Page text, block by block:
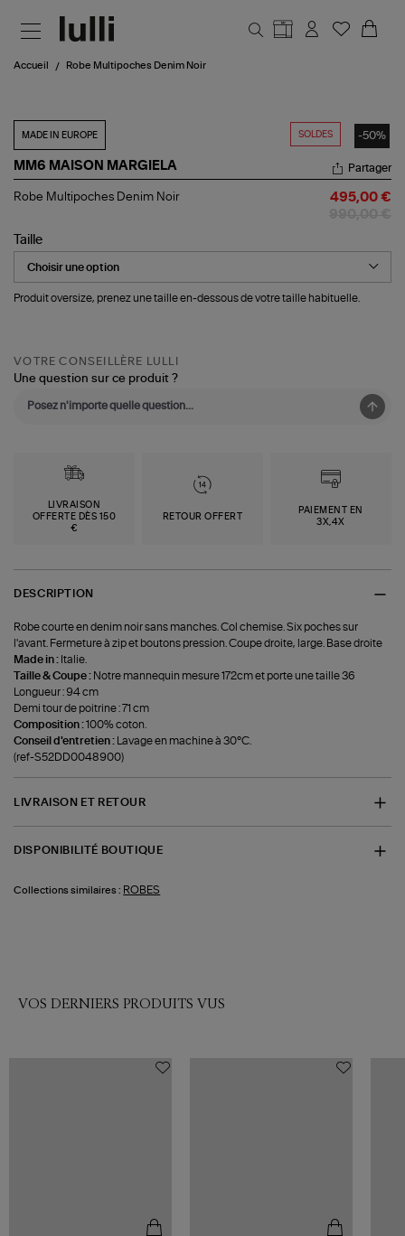
Accueil Robe Multipoches Denim Noir
SOLDES -50%
MADE IN EUROPE
MM6 MAISON MARGIELA
Robe
Noir
Partager
Robe Multipoches Denim Noir 495,00 €
Taille
Produit oversize, prenez une taille en-dessous de votre taille habituelle.
VOTRE CONSEILLÈRE LULLI
Une question sur ce produit ?
LIVRAISON
OFFERTE DÈS 150
€
RETOUR OFFERT
PAIEMENT EN
3X,4X
DESCRIPTION
Robe courte en denim noir sans manches. Col chemise. Six poches sur
l'avant. Fermeture à zip et boutons pression. Coupe droite, large. Base droite
Made in : Italie.
Taille & Coupe : Notre mannequin mesure 172cm et porte une taille 36
Longueur : 94 cm
Demi tour de poitrine : 71 cm
Composition :100% coton.
Conseil d'entretien :
Lavage en machine à 30°C.
(ref-S52DD0048900)
LIVRAISON ET RETOUR
DISPONIBILITÉ BOUTIQUE
Collections similaires : ROBES
VOS DERNIERS PRODUITS VUS